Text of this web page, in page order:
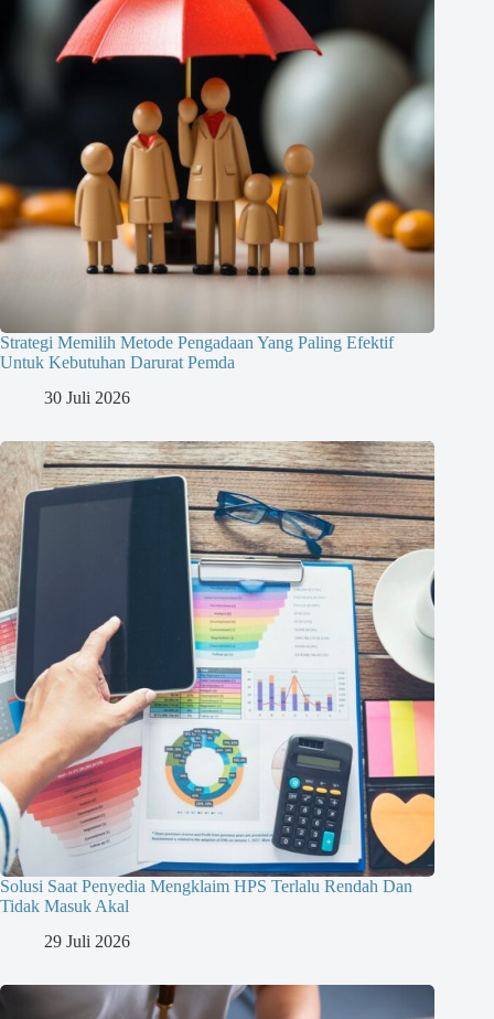
Strategi Memilih Metode Pengadaan Yang Paling Efektif
Untuk Kebutuhan Darurat Pemda
30 Juli 2026
Solusi Saat Penyedia Mengklaim HPS Terlalu Rendah Dan
Tidak Masuk Akal
29 Juli 2026